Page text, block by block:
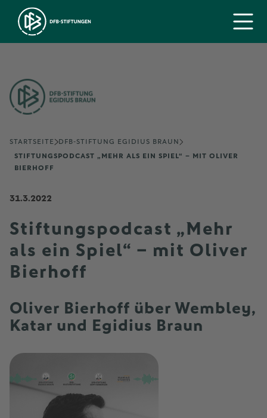
STARTSEITE
DFB-STIFTUNG EGIDIUS BRAUN
STIFTUNGSPODCAST „MEHR ALS EIN SPIEL“ – MIT OLIVER
BIERHOFF
31.3.2022
Stiftungspodcast „Mehr
als ein Spiel“ – mit Oliver
Bierhoff
Oliver Bierhoff über Wembley,
Katar und Egidius Braun